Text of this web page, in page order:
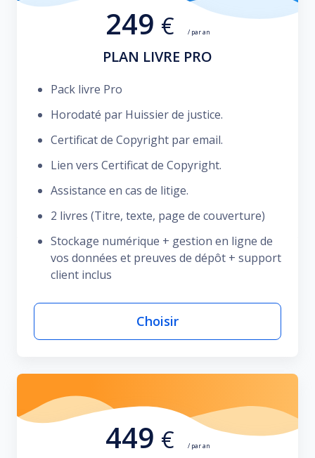
249 € / par an
PLAN LIVRE PRO
Pack livre Pro
Horodaté par Huissier de justice.
Certificat de Copyright par email.
Lien vers Certificat de Copyright.
Assistance en cas de litige.
2 livres (Titre, texte, page de couverture)
Stockage numérique + gestion en ligne de
vos données et preuves de dépôt + support
client inclus
Choisir
449 € / par an